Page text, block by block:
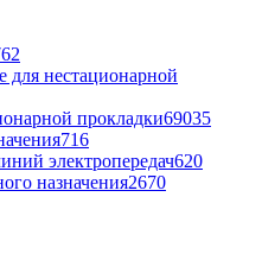
для нестационарной
прокладки69035
716
электропередач620
назначения2670